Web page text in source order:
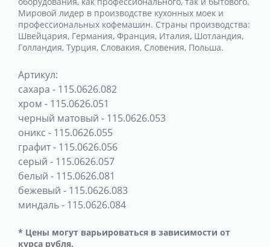
Мировой лидер в производстве кухонных моек и
профессиональных кофемашин. Страны производства:
Швейцария, Германия, Франция, Италия, Шотландия,
Голландия, Турция, Словакия, Словения, Польша.
Артикул:
сахара - 115.0626.082
хром - 115.0626.051
черный матовый - 115.0626.053
оникс - 115.0626.055
графит- 115.0626.056
серый - 115.0626.057
белый - 115.0626.081
бежевый - 115.0626.083
миндаль- 115.0626.084
* Цены могут варьироваться в зависимости от
курса рубля.